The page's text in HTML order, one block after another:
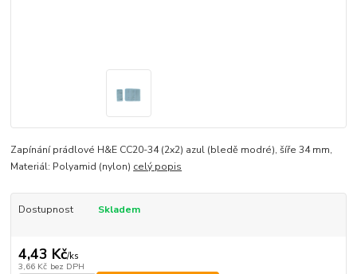
Zapínání prádlové H&E CC20-34 (2x2) azul (bledě modré), šíře 34 mm,
Materiál: Polyamid (nylon) celý popis
Dostupnost Skladem
4,43 Kč/ks
3,66 Kč bez DPH